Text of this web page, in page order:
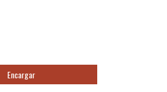
Encargar